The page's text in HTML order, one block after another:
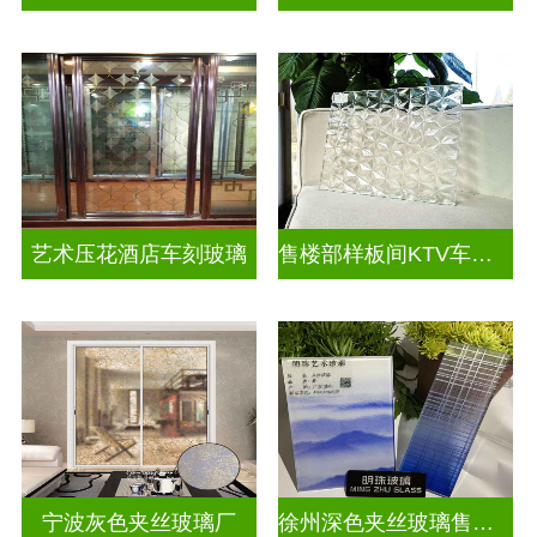
艺术压花酒店车刻玻璃 售楼部样板间KTV车刻玻璃
宁波灰色夹丝玻璃厂 徐州深色夹丝玻璃售价多少钱